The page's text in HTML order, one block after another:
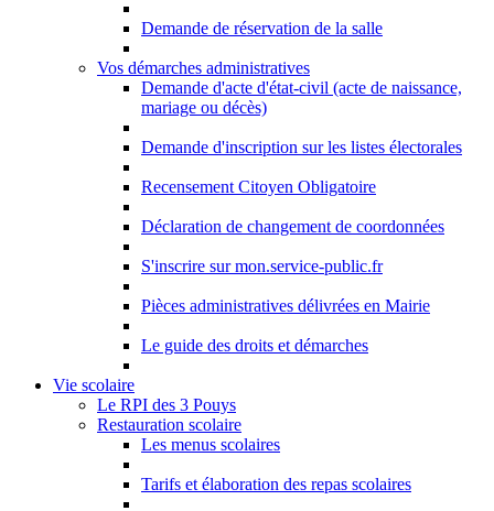
Demande de réservation de la salle
Vos démarches administratives
Demande d'acte d'état-civil (acte de naissance,
mariage ou décès)
Demande d'inscription sur les listes électorales
Recensement Citoyen Obligatoire
Déclaration de changement de coordonnées
S'inscrire sur mon.service-public.fr
Pièces administratives délivrées en Mairie
Le guide des droits et démarches
Vie scolaire
Le RPI des 3 Pouys
Restauration scolaire
Les menus scolaires
Tarifs et élaboration des repas scolaires